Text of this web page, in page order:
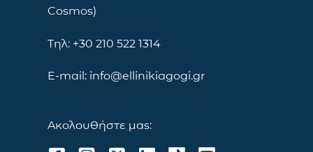
Cosmos)
Τηλ: +30 210 522 1314
E-mail: info@ellinikiagogi.gr
Ακολουθήστε μας: